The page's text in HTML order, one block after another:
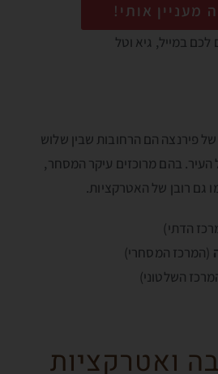
מעניין אותי!
לכם במייל, גיא וטל
של פירנצה הם הרחובות שבין שלוש
העיר. בהם מרוכזים עיקר המסחר,
גם רובן של האטרקציות.
הדתי)
(המרכז המסחרי)
השלטוני)
ואטרקציות